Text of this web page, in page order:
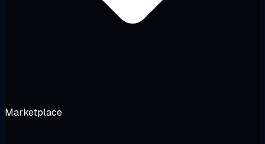
Marketplace